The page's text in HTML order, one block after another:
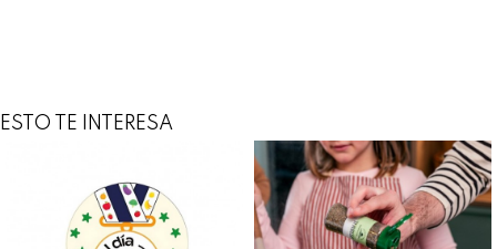
ESTO TE INTERESA